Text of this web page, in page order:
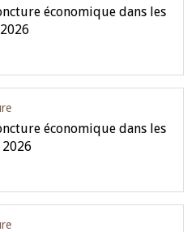
économique dans les
économique dans les